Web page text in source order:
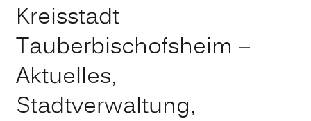
Kreisstadt
Tauberbischofsheim –
Aktuelles,
Stadtverwaltung,